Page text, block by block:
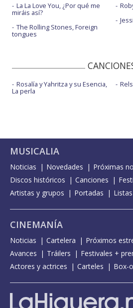
La La Love You, ¿Por qué me
miráis así?
The Rolling Stones, Foreign
tongues
Rosalía y Yahritza y su Esencia,
La perla
MUSICALIA
Noticias Novedades
Próximas
Discos históricos
Canciones
Artistas y grupos
Portadas Listas
CINEMANÍA
Noticias Cartelera Próximos
Avances
Tráilers
Festivales +
Actores y actrices
Carteles Box-